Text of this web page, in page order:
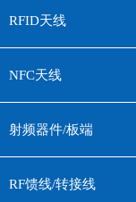
RFID天线
NFC天线
射频器件/板端
RF馈线/转接线